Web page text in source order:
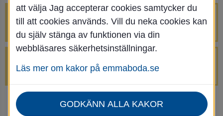
Tillfälliga avstängningar på Centrumtorget
v. 25-34
avstängda.
Startsida
Nyheter Övergripande
att välja Jag accepterar cookies samtycker du
till att cookies används. Vill du neka cookies kan
du själv stänga av funktionen via din
webbläsares säkerhetsinställningar.
Läs mer om kakor på emmaboda.se
GODKÄNN ALLA KAKOR